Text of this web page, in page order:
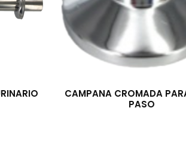
CAMPANA CROMADA
PASO